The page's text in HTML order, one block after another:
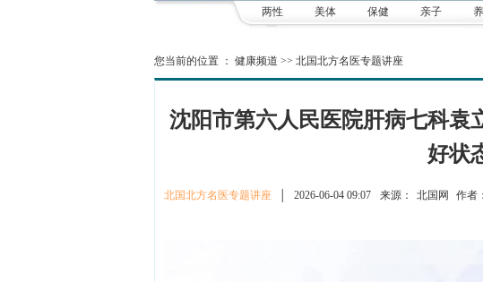
两性 美体 保健 亲子
您当前的位置 ： 健康频道 >> 北国北方名医专题讲座
沈阳市第六人民医院肝病七科
好状
北国北方名医专题讲座 2026-06-04 09:07 来源： 北国网 作者：